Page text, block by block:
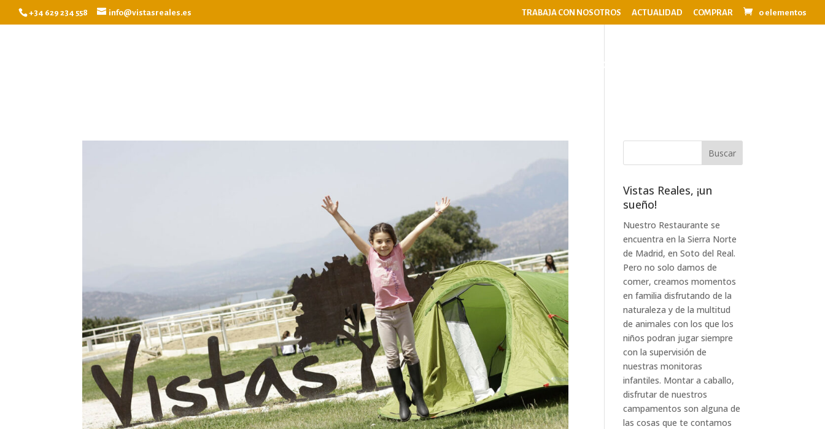
+34 629 234 558 info@vistasreales.es TRABAJA CON NOSOTROS ACTUALIDAD COMPRAR 0 elementos
EVENTOS
Vistas Reales, ¡un
sueño!
Nuestro Restaurante se
encuentra en la Sierra Norte
de Madrid, en Soto del Real.
Pero no solo damos de
comer, creamos momentos
en familia disfrutando de la
naturaleza y de la multitud
de animales con los que los
niños podran jugar siempre
con la supervisión de
nuestras monitoras
infantiles. Montar a caballo,
disfrutar de nuestros
campamentos son alguna de
las cosas que te contamos